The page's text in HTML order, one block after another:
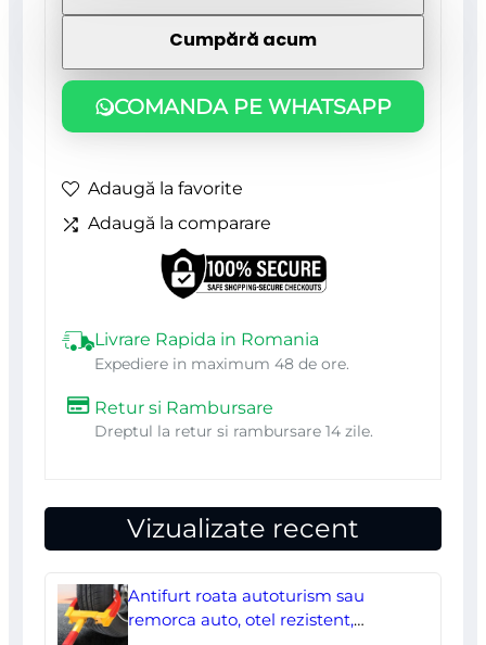
Livrare Rapida in Romania
Expediere in maximum 48 de ore.
Retur si Rambursare
Dreptul la retur si rambursare 14 zile.
COMANDA PE WHATSAPP
camuflaj,
model
Camo,
M/50,
NEO
Cumpără acum
Adaugă la favorite
Adaugă la comparare
Vizualizate recent
Antifurt roata autoturism sau
remorca auto, otel rezistent,